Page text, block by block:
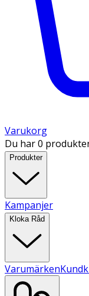
Varukorg
Du har 0
Produkter
Kampanjer
Kloka Råd
Varumärken